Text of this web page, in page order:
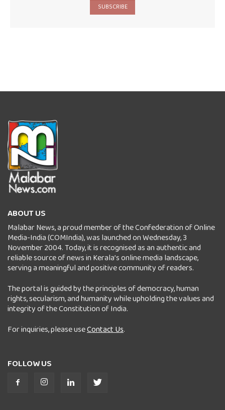
SUBSCRIBE
ABOUT US
Malabar News, a proud member of the Confederation of Online
Media-India (COMIndia), was launched on Wednesday, 3
November 2004. Today, it is recognised as an authentic and
reliable source of news in Kerala’s online media landscape,
serving a meaningful and positive community of readers.
The portal is guided by the principles of democracy, human
rights, secularism, and humanity while upholding the values and
integrity of the Constitution of India.
For inquiries, please useContact Us.
FOLLOW US